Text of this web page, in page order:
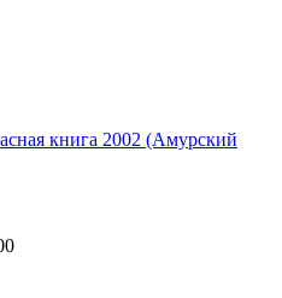
книга 2002 (Амурский